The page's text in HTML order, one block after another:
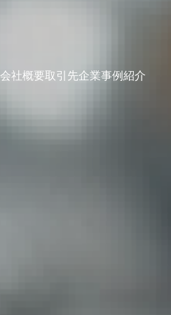
会社概要取引先企業事例紹介